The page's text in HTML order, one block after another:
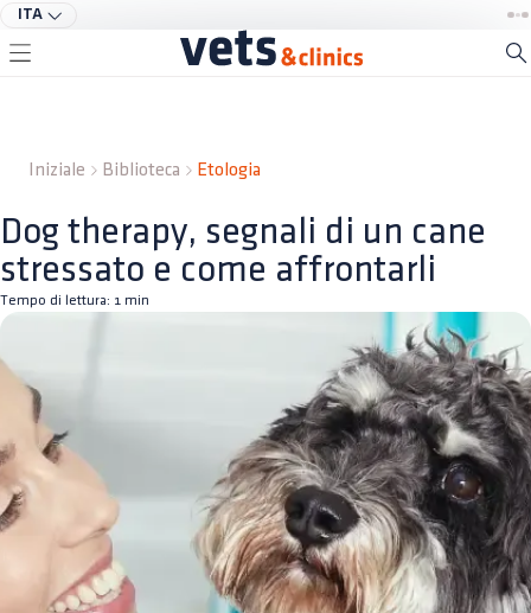
ITA
Iniziale Biblioteca Etologia
Dog therapy, segnali di un cane
stressato e come affrontarli
Tempo di lettura: 1 min